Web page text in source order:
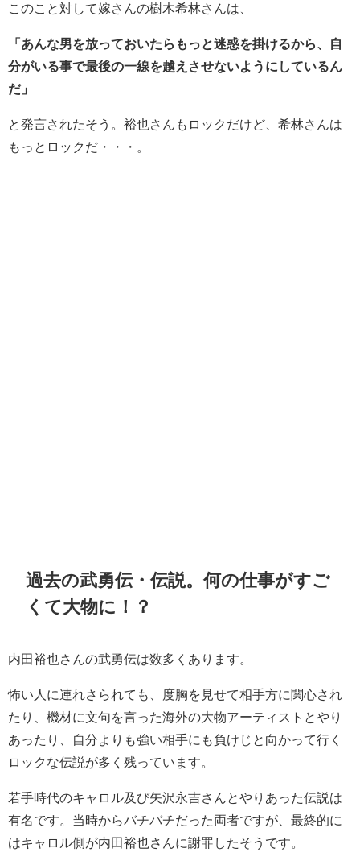
このこと対して嫁さんの樹木希林さんは、
「あんな男を放っておいたらもっと迷惑を掛けるから、自
分がいる事で最後の一線を越えさせないようにしているん
だ」
と発言されたそう。裕也さんもロックだけど、希林さんは
もっとロックだ・・・。
過去の武勇伝・伝説。何の仕事がすご
くて大物に！？
内田裕也さんの武勇伝は数多くあります。
怖い人に連れさられても、度胸を見せて相手方に関心され
たり、機材に文句を言った海外の大物アーティストとやり
あったり、自分よりも強い相手にも負けじと向かって行く
ロックな伝説が多く残っています。
若手時代のキャロル及び矢沢永吉さんとやりあった伝説は
有名です。当時からバチバチだった両者ですが、最終的に
はキャロル側が内田裕也さんに謝罪したそうです。